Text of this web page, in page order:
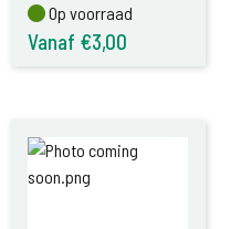
Op voorraad
Op voorraad
Vanaf €3,00